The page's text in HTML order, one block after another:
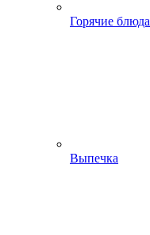
Горячие блюда
Выпечка